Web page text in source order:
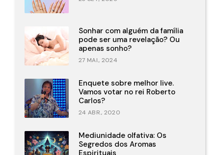
Sonhar com alguém da família
pode ser uma revelação? Ou
apenas sonho?
27 MAI., 2024
Enquete sobre melhor live.
Vamos votar no rei Roberto
Carlos?
24 ABR., 2020
Mediunidade olfativa: Os
Segredos dos Aromas